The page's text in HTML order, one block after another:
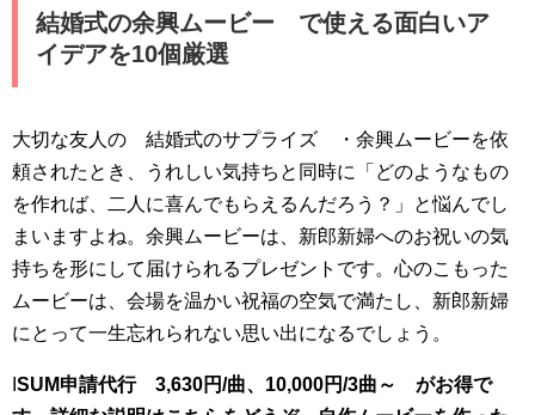
結婚式の余興ムービー で使える面白いア
イデアを10個厳選
大切な友人の 結婚式のサプライズ ・余興ムービーを依
頼されたとき、うれしい気持ちと同時に「どのようなもの
を作れば、二人に喜んでもらえるんだろう？」と悩んでし
まいますよね。余興ムービーは、新郎新婦へのお祝いの気
持ちを形にして届けられるプレゼントです。心のこもった
ムービーは、会場を温かい祝福の空気で満たし、新郎新婦
にとって一生忘れられない思い出になるでしょう。
SUM申請代行 3,630円/曲、10,000円/3曲～ がお得で